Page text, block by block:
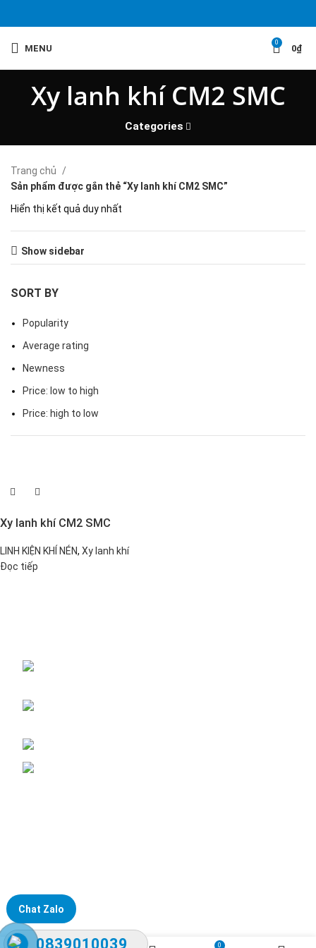
MENU
0
0₫
Xy lanh khí CM2 SMC
Categories
Trang chủ
Sản phẩm được gắn thẻ “Xy lanh khí CM2 SMC”
Hiển thị kết quả duy nhất
Show sidebar
SORT BY
Popularity
Average rating
Newness
Price: low to high
Price: high to low
Xy lanh khí CM2 SMC
LINH KIỆN KHÍ NÉN, Xy lanh khí
Đọc tiếp
Chat Zalo
0839010039 0